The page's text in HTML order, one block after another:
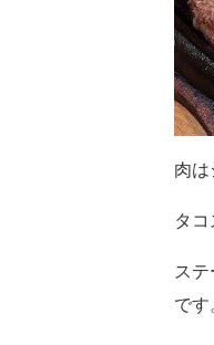
肉は
タコ
ス
です